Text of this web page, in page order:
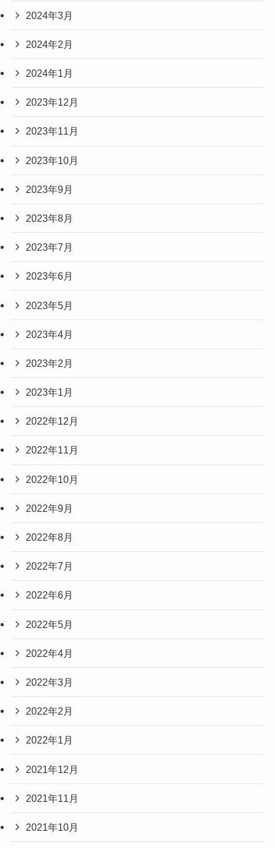
2024年3月
2024年2月
2024年1月
2023年12月
2023年11月
2023年10月
2023年9月
2023年8月
2023年7月
2023年6月
2023年5月
2023年4月
2023年2月
2023年1月
2022年12月
2022年11月
2022年10月
2022年9月
2022年8月
2022年7月
2022年6月
2022年5月
2022年4月
2022年3月
2022年2月
2022年1月
2021年12月
2021年11月
2021年10月